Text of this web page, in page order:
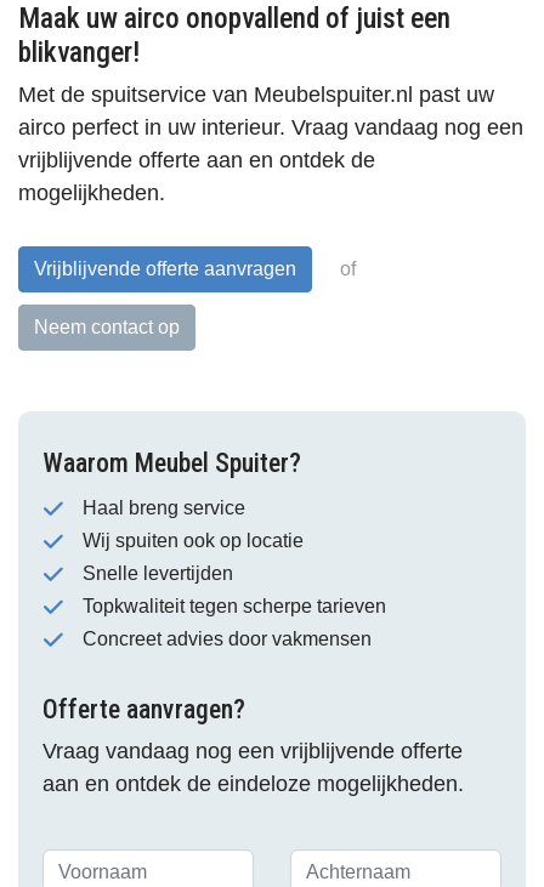
Maak uw airco onopvallend of juist een
blikvanger!
Met de spuitservice van Meubelspuiter.nl past uw
airco perfect in uw interieur. Vraag vandaag nog een
vrijblijvende offerte aan en ontdek de
mogelijkheden.
Vrijblijvende offerte aanvragen of
Neem contact op
Waarom Meubel Spuiter?
Haal breng service
Wij spuiten ook op locatie
Snelle levertijden
Topkwaliteit tegen scherpe tarieven
Concreet advies door vakmensen
Offerte aanvragen?
Vraag vandaag nog een vrijblijvende offerte
aan en ontdek de eindeloze mogelijkheden.